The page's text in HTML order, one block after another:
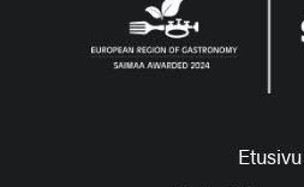
Etusivu